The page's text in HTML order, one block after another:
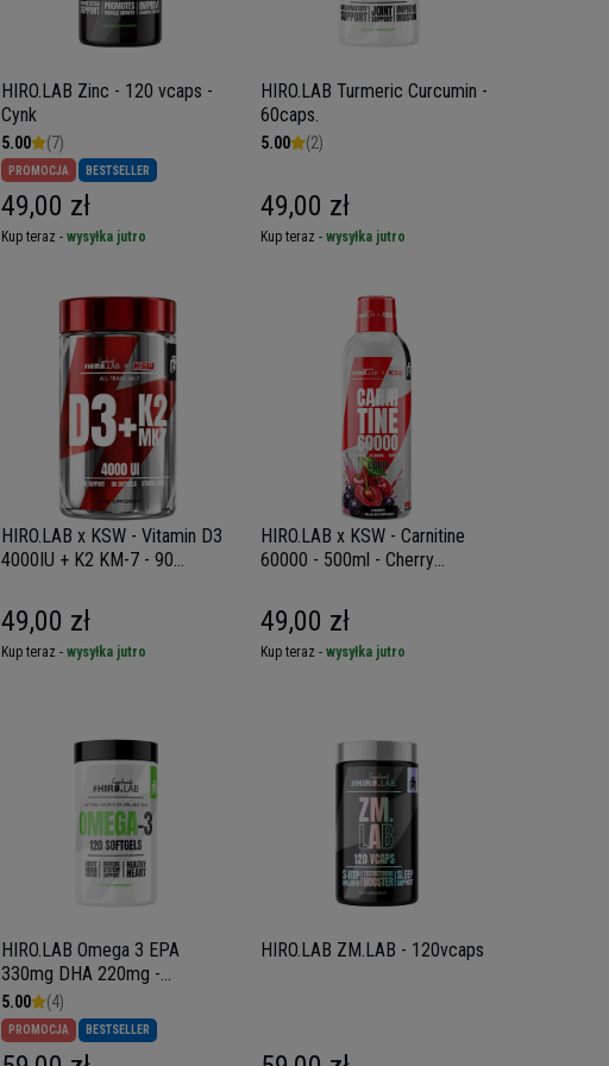
HIRO.LAB Zinc - 120 vcaps -
Cynk
5.00 (7)
PROMOCJA BESTSELLER
49,00 zł
Kup teraz - wysyłka jutro
HIRO.LAB Turmeric Curcumin -
60caps.
5.00 (2)
49,00 zł
Kup teraz - wysyłka jutro
HIRO.LAB x KSW - Vitamin D3
4000IU + K2 KM-7 - 90
49,00 zł
Kup teraz - wysyłka jutro
HIRO.LAB x KSW - Carnitine
60000 - 500ml - Cherry
49,00 zł
Kup teraz - wysyłka jutro
HIRO.LAB Omega 3 EPA
330mg DHA 220mg -
120softgels
5.00 (4)
PROMOCJA BESTSELLER
HIRO.LAB ZM.LAB - 120vcaps